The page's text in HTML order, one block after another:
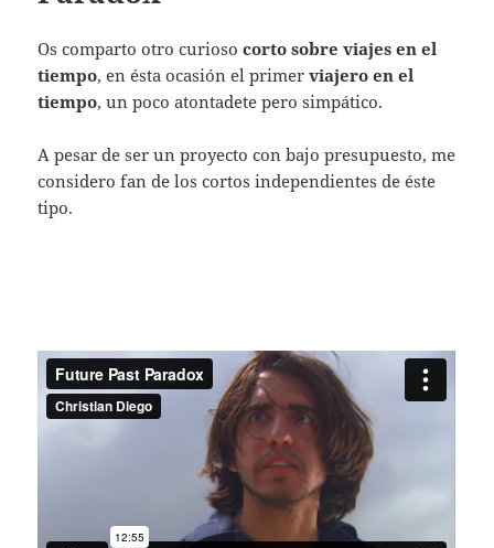
Os comparto otro curiosocorto sobre viajes en el
tiempo, en ésta ocasión el primerviajero en el
tiempo, un poco atontadete pero simpático.
A pesar de ser un proyecto con bajo presupuesto, me
considero fan de los cortos independientes de éste
tipo.